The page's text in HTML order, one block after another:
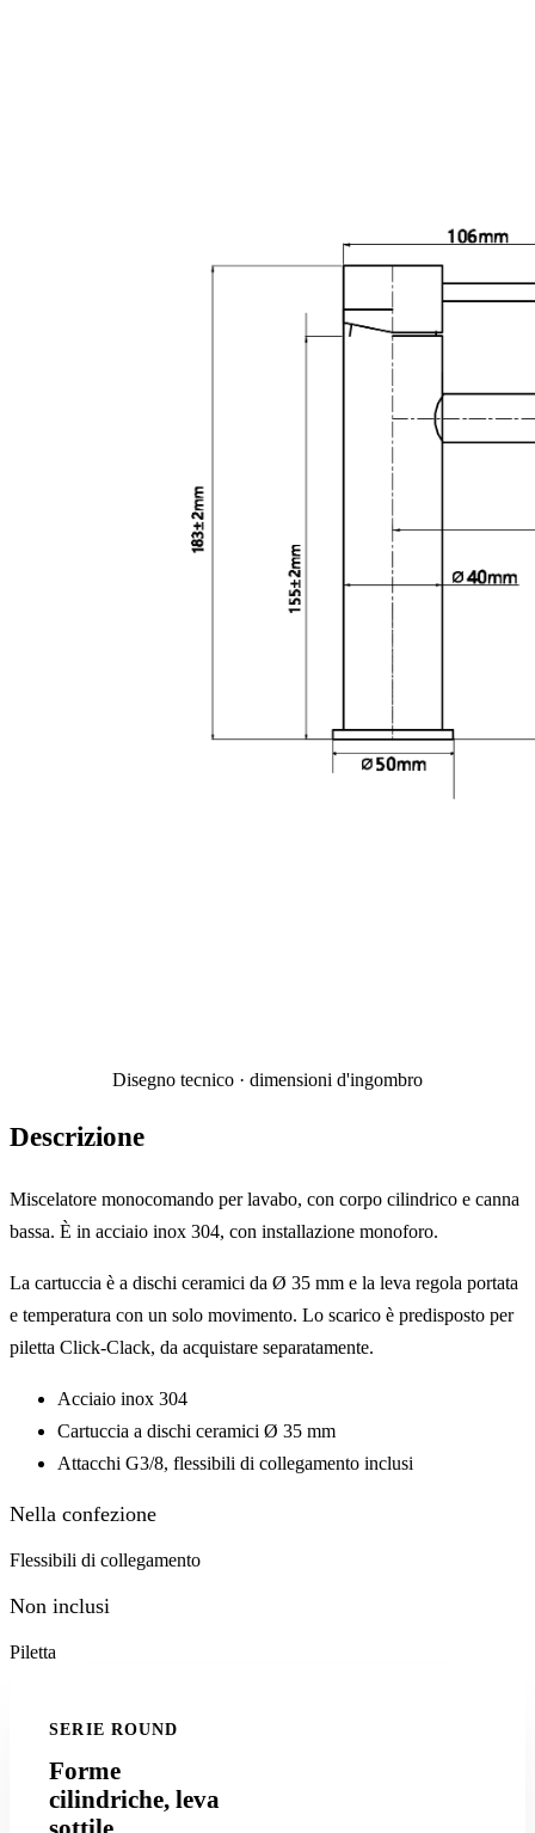
Disegno tecnico · dimensioni d'ingombro
Descrizione
Miscelatore monocomando per lavabo, con corpo cilindrico e canna
bassa. È in acciaio inox 304, con installazione monoforo.
La cartuccia è a dischi ceramici da Ø 35 mm e la leva regola portata
e temperatura con un solo movimento. Lo scarico è predisposto per
piletta Click-Clack, da acquistare separatamente.
Acciaio inox 304
Cartuccia a dischi ceramici Ø 35 mm
Attacchi G3/8, flessibili di collegamento inclusi
Nella confezione
Flessibili di collegamento
Non inclusi
Piletta
SERIE ROUND
Forme
cilindriche, leva